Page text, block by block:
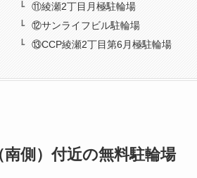
⑪綾瀬2丁目月極駐輪場
⑫サンライフビル駐輪場
⑬CCP綾瀬2丁目第6月極駐輪場
南側）付近の無料駐輪場